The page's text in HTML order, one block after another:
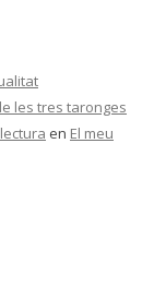
les tres taronges
en El meu